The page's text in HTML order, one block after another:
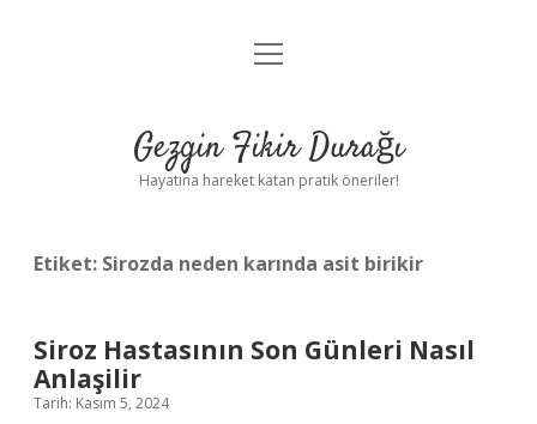
Anasayfa
Yasal Uyarı
menüyü
Gezgin Fikir Durağı
Hayatına hareket katan pratik öneriler!
Etiket: Sirozda neden karında asit birikir
Siroz Hastasının Son Günleri Nasıl
Anlaşilir
Tarih: Kasım 5, 2024